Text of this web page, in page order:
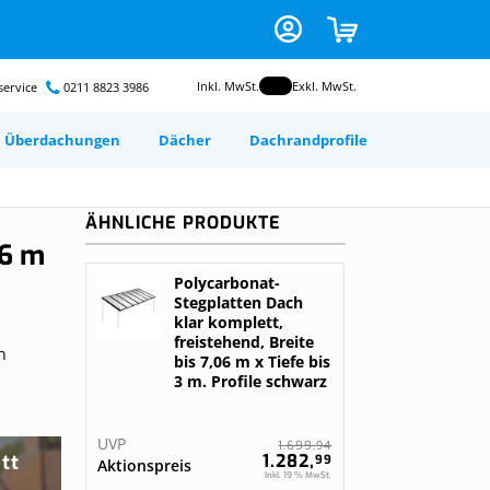
CART
Inhalt
springen
0211 8823 3986 Inkl. MwSt. Exkl. MwSt.
mit
auf
foto
Kunststofplatten
Überdachungen
Dächer
Dach
selbst
Dachrandprofile
m
ÄHNLICHE PRODUKTE
Polycarbonat-
Stegplatten Dach
klar komplett,
freistehend, Breite
bis 7,06 m x Tiefe bis
3 m. Profile schwarz
Aktionspreis 1.282,99
UVP 1.699,94
Inkl. 19 % MwSt.